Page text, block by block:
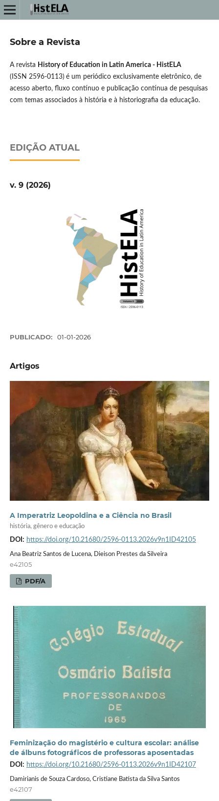
Sobre a Revista
A revista History of Education in Latin America - HistELA
( ISSN 2596-0113) é um periódico exclusivamente eletrônico, de
acesso aberto, fluxo contínuo e publicação contínua de pesquisas
com temas associados à história e à historiografia da educação.
EDIÇÃO ATUAL
v. 9 (2026)
PUBLICADO: 01-01-2026
Artigos
A Imperatriz Leopoldina e a Ciência no Brasil
história, gênero e educação
DOI: https://doi.org/10.21680/2596-0113.2026v9n1ID42105
Ana Beatriz Santos de Lucena, Dieison Prestes da Silveira
e42105
PDF/A
Feminização do magistério e cultura escolar: análise
de álbuns fotográficos de professoras aposentadas
DOI: https://doi.org/10.21680/2596-0113.2026v9n1ID42107
Damirianis de Souza Cardoso, Cristiane Batista da Silva Santos
e42107